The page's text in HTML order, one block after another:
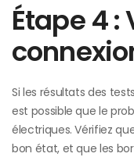
Étape 4 :
Si les résultats des
est possible que le
électriques. Vérifiez
bon état, et que les